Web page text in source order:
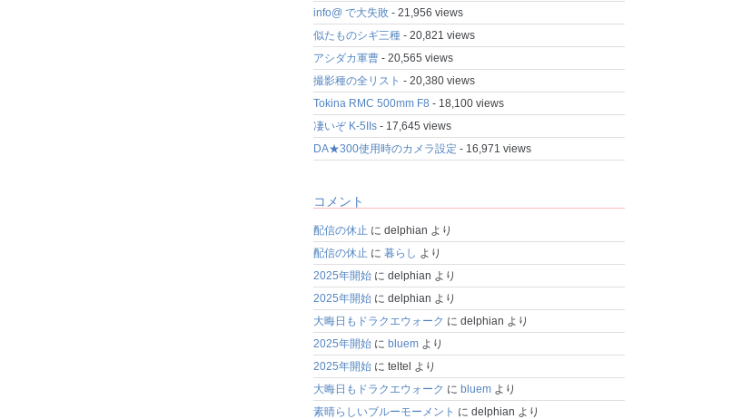
info@ で大失敗- 21,956 views
似たものシギ三種- 20,821 views
アシダカ軍曹- 20,565 views
撮影種の全リスト - 20,380 views
Tokina RMC 500mm F8 - 18,100 views
凄いぞ K-5IIs- 17,645 views
DA★300使用時のカメラ設定 - 16,971 views
コメント
配信の休止 に delphian より
配信の休止 に 暮らし より
2025年開始に delphian より
2025年開始に delphian より
大晦日もドラクエウォーク に delphian より
2025年開始に bluemより
2025年開始に teltel より
大晦日もドラクエウォーク に bluemより
素晴らしいブルーモーメント に delphian より